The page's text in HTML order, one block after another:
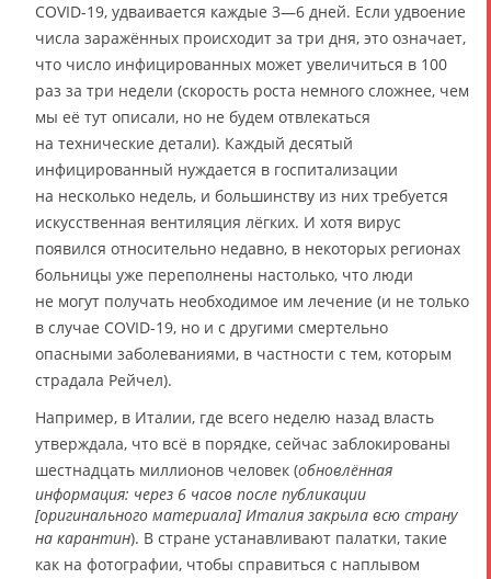
COVID-19, удваивается каждые 3—6 дней. Если удвоение
числа заражённых происходит за три дня, это означает,
что число инфицированных может увеличиться в 100
раз за три недели (скорость роста немного сложнее, чем
мы её тут описали, но не будем отвлекаться
на технические детали). Каждый десятый
инфицированный нуждается в госпитализации
на несколько недель, и большинству из них требуется
искусственная вентиляция лёгких. И хотя вирус
появился относительно недавно, в некоторых регионах
больницы уже переполнены настолько, что люди
не могут получать необходимое им лечение (и не только
в случае COVID-19, но и с другими смертельно
опасными заболеваниями, в частности с тем, которым
страдала Рейчел).
Например, в Италии, где всего неделю назад власть
утверждала, что всё в порядке, сейчас заблокированы
шестнадцать миллионов человек (обновлённая
информация: через 6 часов после публикации
[оригинального материала] Италия закрыла всю страну
на карантин). В стране устанавливают палатки, такие
как на фотографии, чтобы справиться с наплывом